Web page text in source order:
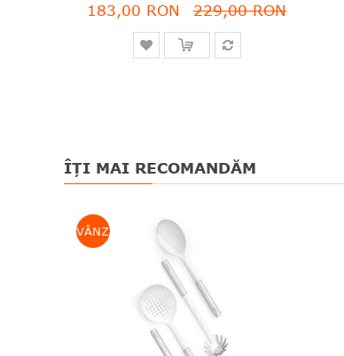
183,00 RON 229,00 RON
ÎȚI MAI RECOMANDĂM
VÂNZARE